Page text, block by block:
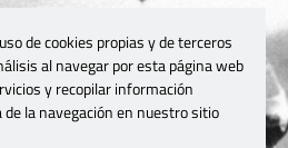
de cookies propias y de terceros
al navegar por esta página web
y recopilar información
la navegación en nuestro sitio